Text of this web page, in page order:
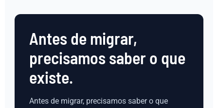
Antes de migrar,
precisamos saber o que
existe.
Antes de migrar, precisamos saber o que